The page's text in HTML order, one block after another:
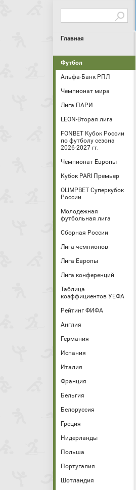
Главная
Футбол
Альфа-Банк РПЛ
Чемпионат мира
Лига ПАРИ
LEON-Вторая лига
FONBET Кубок России
по футболу сезона
2026-2027 гг.
Чемпионат Европы
Кубок PARI Премьер
OLIMPBET Суперкубок
России
Молодежная
футбольная лига
Сборная России
Лига чемпионов
Лига Европы
Лига конференций
Таблица
коэффициентов УЕФА
Рейтинг ФИФА
Англия
Германия
Испания
Италия
Франция
Бельгия
Белоруссия
Греция
Нидерланды
Польша
Португалия
Шотландия